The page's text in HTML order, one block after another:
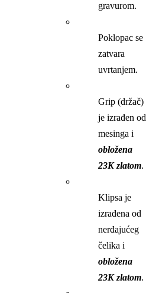
gravurom.
Poklopac se
zatvara
uvrtanjem.
Grip (držač)
je izrađen od
mesinga i
obložena
23K zlatom.
Klipsa je
izrađena od
nerđajućeg
čelika i
obložena
23K zlatom.